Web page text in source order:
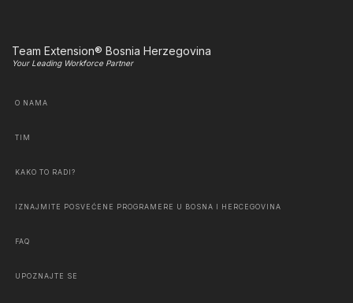
Team Extension® Bosnia Herzegovina
Your Leading Workforce Partner
O NAMA
TIM
KAKO TO RADI?
IZNAJMITE POSVEĆENE PROGRAMERE U BOSNA I HERCEGOVINA
FAQ
UPOZNAJTE SE